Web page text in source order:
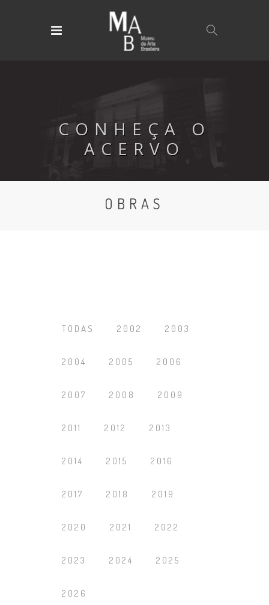
CONHEÇA O
ACERVO
OBRAS
TODAS 2002 2003
2004 2005 2006
2007 2008 2009
2011 2012 2013
2014 2015 2016
2017 2018 2019
2020 2021 2022
2023 2024 2025
2026